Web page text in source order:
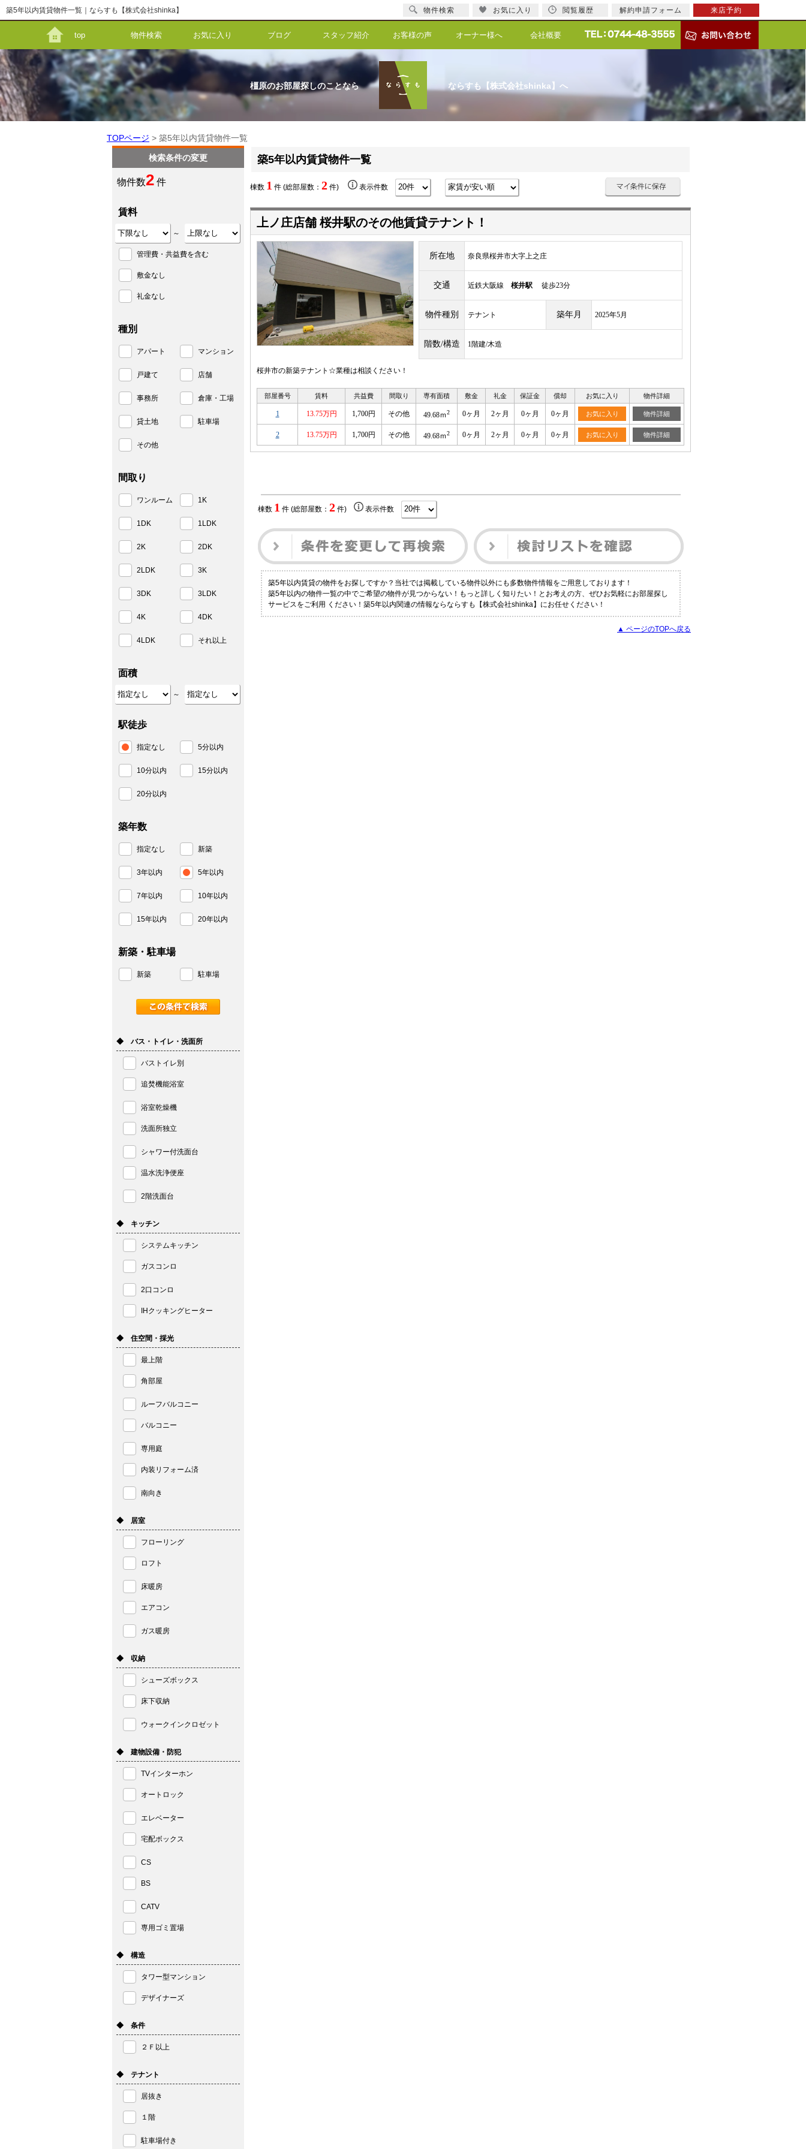
築5年以内賃貸物件一覧｜ならすも【株式会社shinka】
top 物件検索 お気に入り ブログ スタッフ紹介 お客様の声 オーナー様へ 会社概要
橿原のお部屋探しのことなら ならすも【株式会社shinka】へ
TOPページ > 築5年以内賃貸物件一覧
築5年以内賃貸物件一覧
棟数 1 件 (総部屋数： 2 件) 表示件数
上ノ庄店舗 桜井駅のその他賃貸テナント！
所在地 奈良県桜井市大字上之庄
交通 近鉄大阪線 桜井駅 徒歩23分
物件種別 テナント 築年月 2025年5月
階数/構造 1階建/木造
桜井市の新築テナント☆業種は相談ください！
部屋番号 賃料 共益費 間取り 専有面積 敷金 礼金 保証金 償却 お気に入り 物件詳細
1 13.75万円 1,700円 その他 49.68ｍ2 0ヶ月 2ヶ月 0ヶ月 0ヶ月 お気に入り 物件詳細
2 13.75万円 1,700円 その他 49.68ｍ2 0ヶ月 2ヶ月 0ヶ月 0ヶ月 お気に入り 物件詳細
棟数 1 件 (総部屋数： 2件) 表示件数
築5年以内賃貸の物件をお探しですか？当社では掲載している物件以外にも多数物件情報をご用意しております！
築5年以内の物件一覧の中でご希望の物件が見つからない！もっと詳しく知りたい！とお考えの方、ぜひお気軽にお部屋探し
サービスをご利用 ください！築5年以内関連の情報ならならすも【株式会社shinka】にお任せください！
▲ ページのTOPへ戻る
検索条件の変更
物件数2 件
賃料
～
管理費・共益費を含む
敷金なし
礼金なし
種別
アパート マンション
戸建て 店舗
事務所 倉庫・工場
貸土地 駐車場
その他
間取り
ワンルーム 1K
1DK 1LDK
2K 2DK
2LDK 3K
3DK 3LDK
4K 4DK
4LDK それ以上
面積
～
駅徒歩
指定なし 5分以内
10分以内 15分以内
20分以内
築年数
指定なし 新築
3年以内 5年以内
7年以内 10年以内
15年以内 20年以内
新築・駐車場
新築 駐車場
◆ バス・トイレ・洗面所
バストイレ別
追焚機能浴室
浴室乾燥機
洗面所独立
シャワー付洗面台
温水洗浄便座
2階洗面台
◆ キッチン
システムキッチン
ガスコンロ
2口コンロ
IHクッキングヒーター
◆ 住空間・採光
最上階
角部屋
ルーフバルコニー
バルコニー
専用庭
内装リフォーム済
南向き
◆ 居室
フローリング
ロフト
床暖房
エアコン
ガス暖房
◆ 収納
シューズボックス
床下収納
ウォークインクロゼット
◆ 建物設備・防犯
TVインターホン
オートロック
エレベーター
宅配ボックス
CS
BS
CATV
専用ゴミ置場
◆ 構造
タワー型マンション
デザイナーズ
◆ 条件
２Ｆ以上
◆ テナント
居抜き
１階
駐車場付き
物件検索 お気に入り 閲覧履歴 解約申請フォーム 来店予約